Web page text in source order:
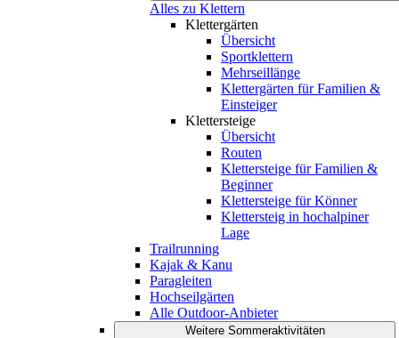
Alles zu Klettern
Klettergärten
Übersicht
Sportklettern
Mehrseillänge
Klettergärten für Familien &
Einsteiger
Klettersteige
Übersicht
Routen
Klettersteige für Familien &
Beginner
Klettersteige für Könner
Klettersteig in hochalpiner
Lage
Trailrunning
Kajak & Kanu
Paragleiten
Hochseilgärten
Alle Outdoor-Anbieter
Weitere Sommeraktivitäten